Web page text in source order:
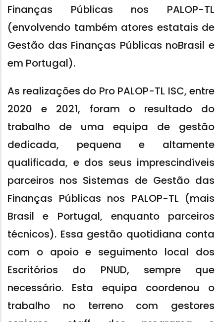
Finanças Públicas nos PALOP-TL
(envolvendo também atores estatais de
Gestão das Finanças Públicas noBrasil e
em Portugal).
As realizações do Pro PALOP-TL ISC, entre
2020 e 2021, foram o resultado do
trabalho de uma equipa de gestão
dedicada, pequena e altamente
qualificada, e dos seus imprescindíveis
parceiros nos Sistemas de Gestão das
Finanças Públicas nos PALOP-TL (mais
Brasil e Portugal, enquanto parceiros
técnicos). Essa gestão quotidiana conta
com o apoio e seguimento local dos
Escritórios do PNUD, sempre que
necessário. Esta equipa coordenou o
trabalho no terreno com gestores